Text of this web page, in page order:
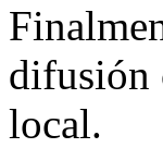
difusión
local.